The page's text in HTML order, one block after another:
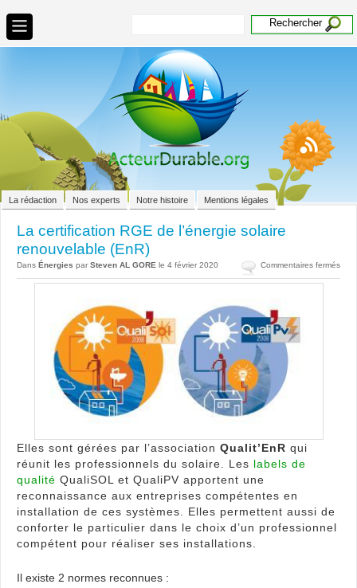
La rédaction Nos experts Notre histoire Mentions légales
La certification RGE de l’énergie solaire
renouvelable (EnR)
Dans Énergies par Steven AL GORE le 4 février 2020 Commentaires ferméssur
La
Elles sont gérées par l’association Qualit’EnR qui
réunit les professionnels du solaire. Les labels de
qualité QualiSOL et QualiPV apportent une
reconnaissance aux entreprises compétentes en
installation de ces systèmes. Elles permettent aussi de
conforter le particulier dans le choix d’un professionnel
compétent pour réaliser ses installations.
Il existe 2 normes reconnues :